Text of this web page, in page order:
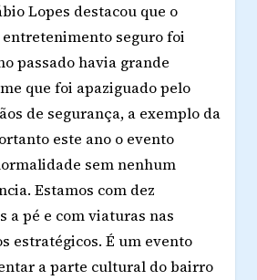
Lopes destacou que o
seguro foi
passado havia grande
que foi apaziguado pelo
de segurança, a exemplo da
este ano o evento
sem nenhum
Estamos com dez
a pé e com viaturas nas
estratégicos. É um evento
a parte cultural do bairro